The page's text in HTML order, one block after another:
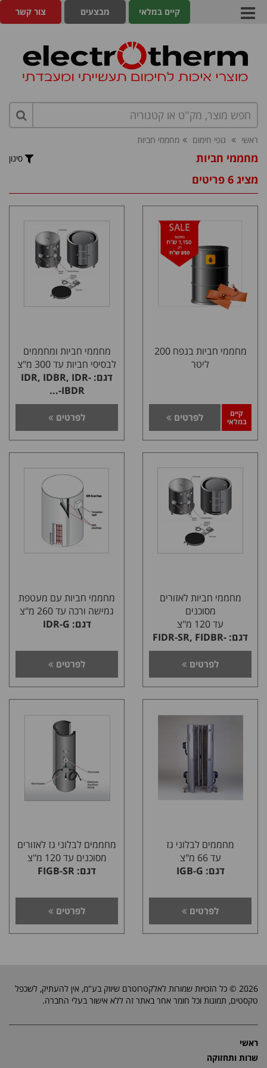
צור קשר מבצעים קיים במלאי
ראשי גופי חימום מחממי חביות
מחממי חביות סינון
מציג 6 פריטים
מחממי חביות בנפח 200
ליטר
לפרטים
קיים
במלאי
מחממי חביות ומחממים
לבסיסי חביות עד 300 מ"צ
דגם: IDR, IDBR, IDR-
IBDR-...
לפרטים
מחממי חביות לאזורים
מסוכנים
עד 120 מ"צ
דגם: FIDR-SR, FIDBR-
SR
לפרטים
מחממי חביות עם מעטפת
גמישה ורכה עד 260 מ"צ
דגם: IDR-G
לפרטים
מחממים לבלוני גז
עד 66 מ"צ
דגם: IGB-G
לפרטים
מחממים לבלוני גז לאזורים
מסוכנים עד 120 מ"צ
דגם: FIGB-SR
לפרטים
2026 © כל הזכויות שמורות לאלקטרוטרם שיווק בע"מ, אין להעתיק, לשכפל
טקסטים, תמונות וכל חומר אחר באתר זה ללא אישור בעלי החברה.
ראשי
שרות ותחזוקה